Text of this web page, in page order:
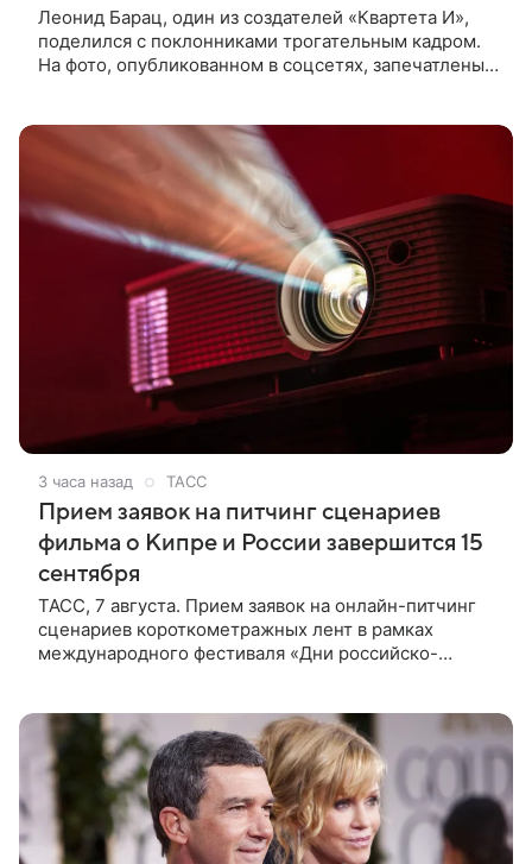
Леонид Барац, один из создателей «Квартета И»,
поделился с поклонниками трогательным кадром.
На фото, опубликованном в соцсетях, запечатлены
3 часа назад ТАСС
Прием заявок на питчинг сценариев
фильма о Кипре и России завершится 15
сентября
ТАСС, 7 августа. Прием заявок на онлайн-питчинг
сценариев короткометражных лент в рамках
международного фестиваля «Дни российско-